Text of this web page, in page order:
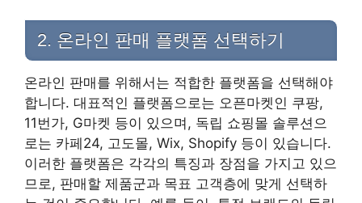
2. 온라인 판매 플랫폼 선택하기
온라인 판매를 위해서는 적합한 플랫폼을 선택해야
합니다. 대표적인 플랫폼으로는 오픈마켓인 쿠팡,
11번가, G마켓 등이 있으며, 독립 쇼핑몰 솔루션으
로는 카페24, 고도몰, Wix, Shopify 등이 있습니다.
이러한 플랫폼은 각각의 특징과 장점을 가지고 있으
므로, 판매할 제품군과 목표 고객층에 맞게 선택하